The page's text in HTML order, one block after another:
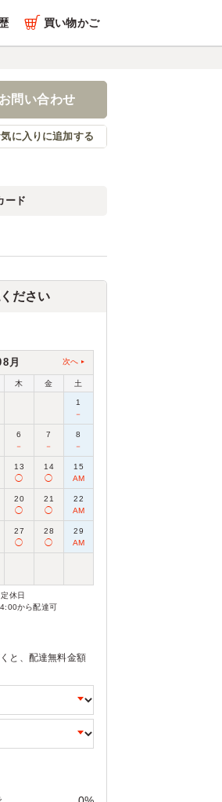
買い物かご
問い合わせ
に入りに追加する
ード
ださい
月 次へ
木 金 土
1
－
6
－
7
－
8
－
13
◯
14
◯
15
AM
20
◯
21
◯
22
AM
27
◯
28
◯
29
AM
定休日
から配達可
と、配達無料金額